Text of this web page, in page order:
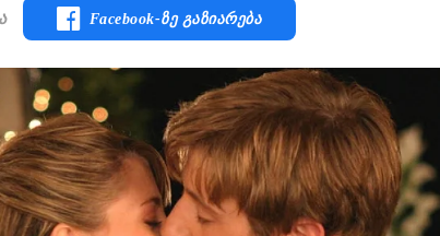
Facebook-Ზე Გაზიარება